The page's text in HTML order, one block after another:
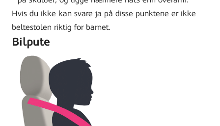
Hvis du ikke kan svare ja på disse punktene er ikke
beltestolen riktig for barnet.
Bilpute